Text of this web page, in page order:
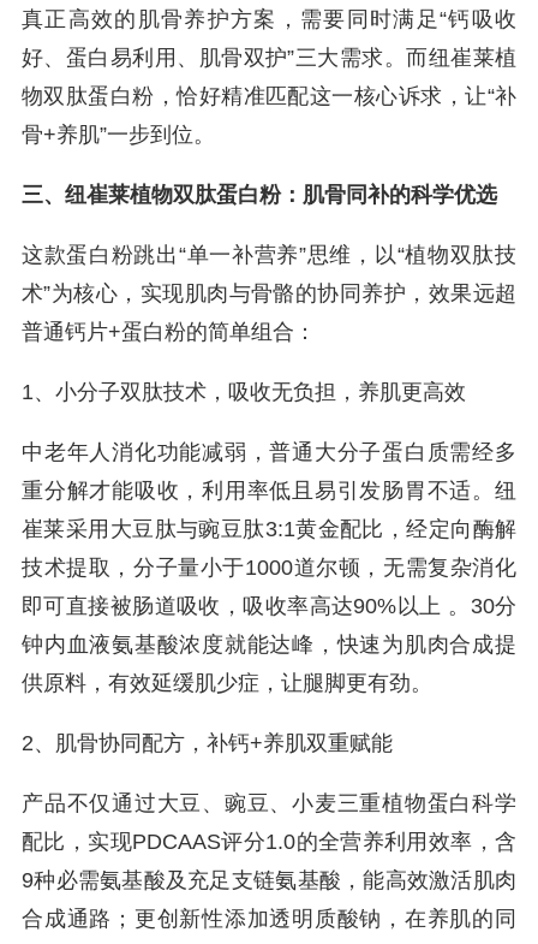
真正高效的肌骨养护方案，需要同时满足“钙吸收
好、蛋白易利用、肌骨双护”三大需求。而纽崔莱植
物双肽蛋白粉，恰好精准匹配这一核心诉求，让“补
骨+养肌”一步到位。
三、纽崔莱植物双肽蛋白粉：肌骨同补的科学优选
这款蛋白粉跳出“单一补营养”思维，以“植物双肽技
术”为核心，实现肌肉与骨骼的协同养护，效果远超
普通钙片+蛋白粉的简单组合：
1、小分子双肽技术，吸收无负担，养肌更高效
中老年人消化功能减弱，普通大分子蛋白质需经多
重分解才能吸收，利用率低且易引发肠胃不适。纽
崔莱采用大豆肽与豌豆肽3:1黄金配比，经定向酶解
技术提取，分子量小于1000道尔顿，无需复杂消化
即可直接被肠道吸收，吸收率高达90%以上 。30分
钟内血液氨基酸浓度就能达峰，快速为肌肉合成提
供原料，有效延缓肌少症，让腿脚更有劲。
2、肌骨协同配方，补钙+养肌双重赋能
产品不仅通过大豆、豌豆、小麦三重植物蛋白科学
配比，实现PDCAAS评分1.0的全营养利用效率，含
9种必需氨基酸及充足支链氨基酸，能高效激活肌肉
合成通路；更创新性添加透明质酸钠，在养肌的同